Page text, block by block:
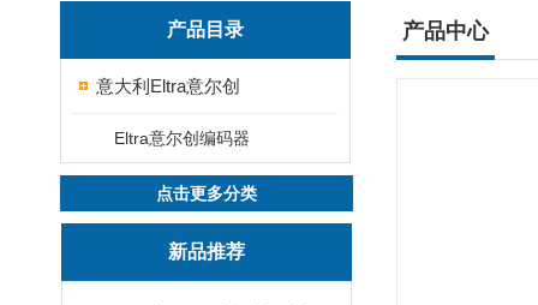
产品目录
意大利Eltra意尔创
Eltra意尔创编码器
点击更多分类
新品推荐
产品中心